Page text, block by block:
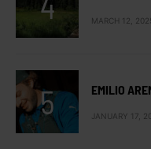
MARCH 12,
EMILIO
JANUARY 17,